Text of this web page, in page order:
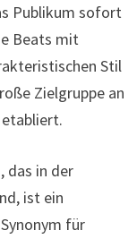
Publikum sofort
Beats mit
Stil
Zielgruppe an
etabliert.
das in der
ist ein
für